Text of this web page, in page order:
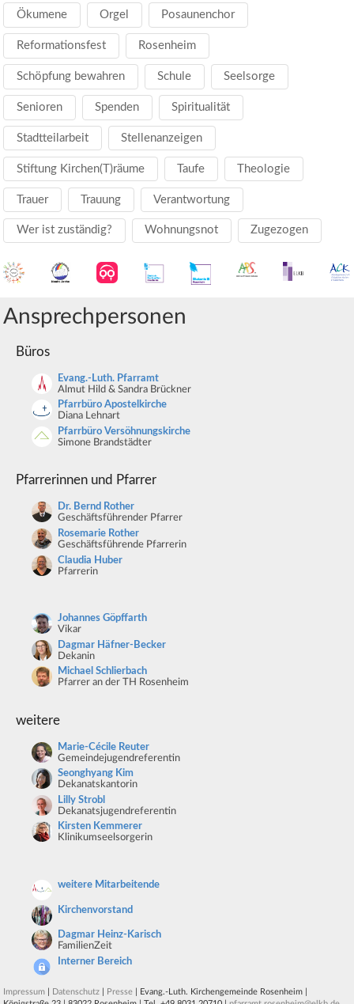
Ökumene Orgel Posaunenchor
Reformationsfest Rosenheim
Schöpfung bewahren Schule Seelsorge
Senioren Spenden Spiritualität
Stadtteilarbeit Stellenanzeigen
Stiftung Kirchen(T)räume Taufe Theologie
Trauer Trauung Verantwortung
Wer ist zuständig? Wohnungsnot Zugezogen
Ansprechpersonen
Büros
Evang.-Luth. Pfarramt
Almut Hild & Sandra Brückner
Pfarrbüro Apostelkirche
Diana Lehnart
Pfarrbüro Versöhnungskirche
Simone Brandstädter
Pfarrerinnen und Pfarrer
Dr. Bernd Rother
Geschäftsführender Pfarrer
Rosemarie Rother
Geschäftsführende Pfarrerin
Claudia Huber
Pfarrerin
Johannes Göpffarth
Vikar
Dagmar Häfner-Becker
Dekanin
Michael Schlierbach
Pfarrer an der TH Rosenheim
weitere
Marie-Cécile Reuter
Gemeindejugendreferentin
Seonghyang Kim
Dekanatskantorin
Lilly Strobl
Dekanatsjugendreferentin
Kirsten Kemmerer
Klinikumseelsorgerin
weitere Mitarbeitende
Kirchenvorstand
Dagmar Heinz-Karisch
FamilienZeit
Interner Bereich
Impressum Datenschutz Presse | Evang.-Luth. Kirchengemeinde Rosenheim |